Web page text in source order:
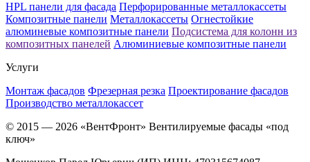
HPL панели для фасада Перфорированные металлокассеты
Композитные панели Металлокассеты Огнестойкие
алюминевые композитные панели Подсистема для колонн из
композитных панелей Алюминиевые композитные панели
Услуги
Монтаж фасадов Фрезерная резка Проектирование фасадов
Производство металлокассет
© 2015 — 2026 «ВентФронт» Вентилируемые фасады «под
ключ»